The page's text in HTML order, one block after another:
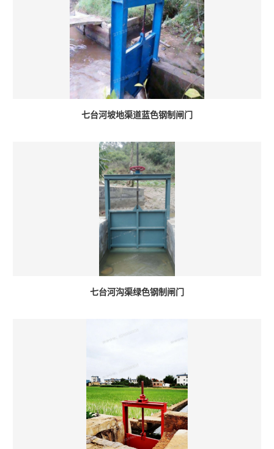
七台河坡地渠道蓝色钢制闸门
七台河沟渠绿色钢制闸门